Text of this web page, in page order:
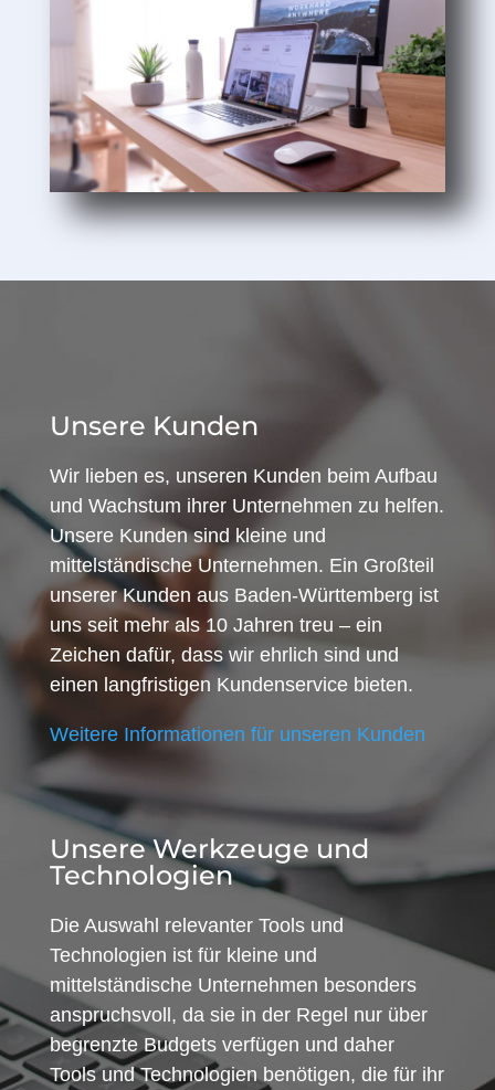
Unsere Kunden
Wir lieben es, unseren Kunden beim Aufbau
und Wachstum ihrer Unternehmen zu helfen.
Unsere Kunden sind kleine und
mittelständische Unternehmen. Ein Großteil
unserer Kunden aus Baden-Württemberg ist
uns seit mehr als 10 Jahren treu – ein
Zeichen dafür, dass wir ehrlich sind und
einen langfristigen Kundenservice bieten.
Weitere Informationen für unseren Kunden
Unsere Werkzeuge und
Technologien
Die Auswahl relevanter Tools und
Technologien ist für kleine und
mittelständische Unternehmen besonders
anspruchsvoll, da sie in der Regel nur über
begrenzte Budgets verfügen und daher
Tools und Technologien benötigen, die für ihr